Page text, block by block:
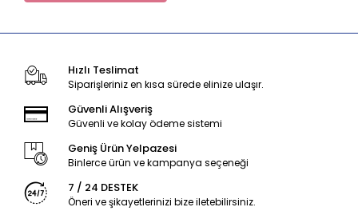
Hızlı Teslimat
Siparişleriniz en kısa sürede elinize ulaşır.
Güvenli Alışveriş
Güvenli ve kolay ödeme sistemi
Geniş Ürün Yelpazesi
Binlerce ürün ve kampanya seçeneği
7 / 24 DESTEK
Öneri ve şikayetlerinizi bize iletebilirsiniz.